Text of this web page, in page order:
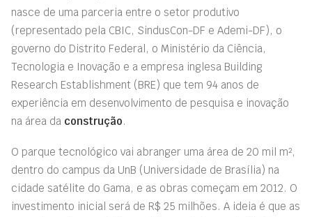
nasce de uma parceria entre o setor produtivo
(representado pela CBIC, SindusCon-DF e Ademi-DF), o
governo do Distrito Federal, o Ministério da Ciência,
Tecnologia e Inovação e a empresa inglesa Building
Research Establishment (BRE) que tem 94 anos de
experiência em desenvolvimento de pesquisa e inovação
na área da construção.
O parque tecnológico vai abranger uma área de 20 mil m²,
dentro do campus da UnB (Universidade de Brasília) na
cidade satélite do Gama, e as obras começam em 2012. O
investimento inicial será de R$ 25 milhões. A ideia é que as